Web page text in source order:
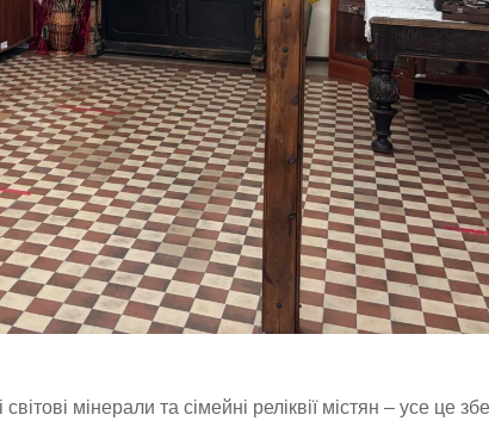
мінерали та сімейні реліквії містян – усе це